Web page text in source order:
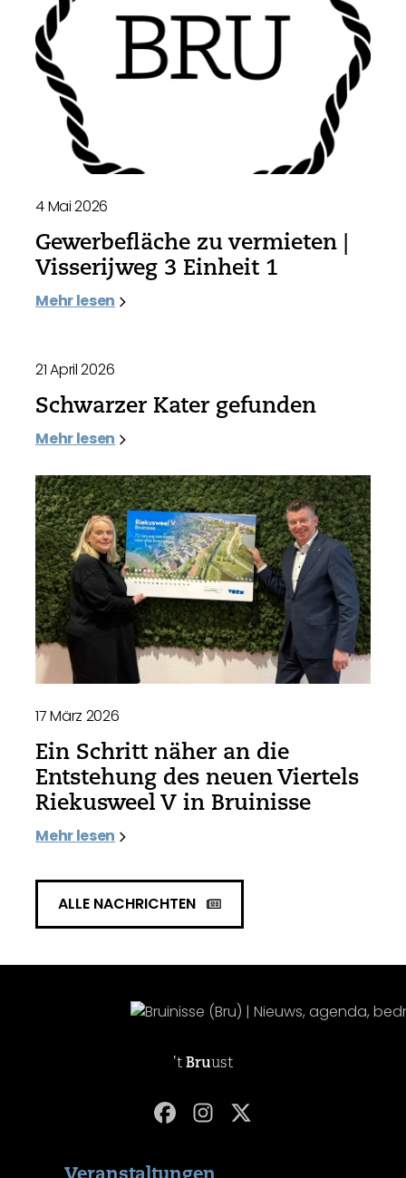
4 Mai 2026
Gewerbefläche zu vermieten |
Visserijweg 3 Einheit 1
Mehr lesen
21 April 2026
Schwarzer Kater gefunden
Mehr lesen
17 März 2026
Ein Schritt näher an die
Entstehung des neuen Viertels
Riekusweel V in Bruinisse
Mehr lesen
ALLE NACHRICHTEN
't Bruust